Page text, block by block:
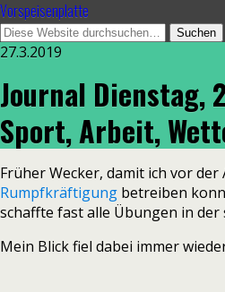
Vorspeisenplatte
27.3.2019
Journal Dienstag,
Sport, Arbeit,
Früher Wecker, damit ich vor der
Rumpfkräftigung betreiben
schaffte fast alle Übungen in der
Mein Blick fiel dabei immer